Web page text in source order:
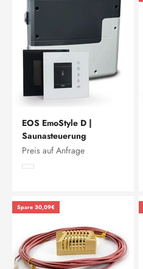
EOS EmoStyle D |
Saunasteuerung
Preis auf Anfrage
Weiß
Spare 30,09€